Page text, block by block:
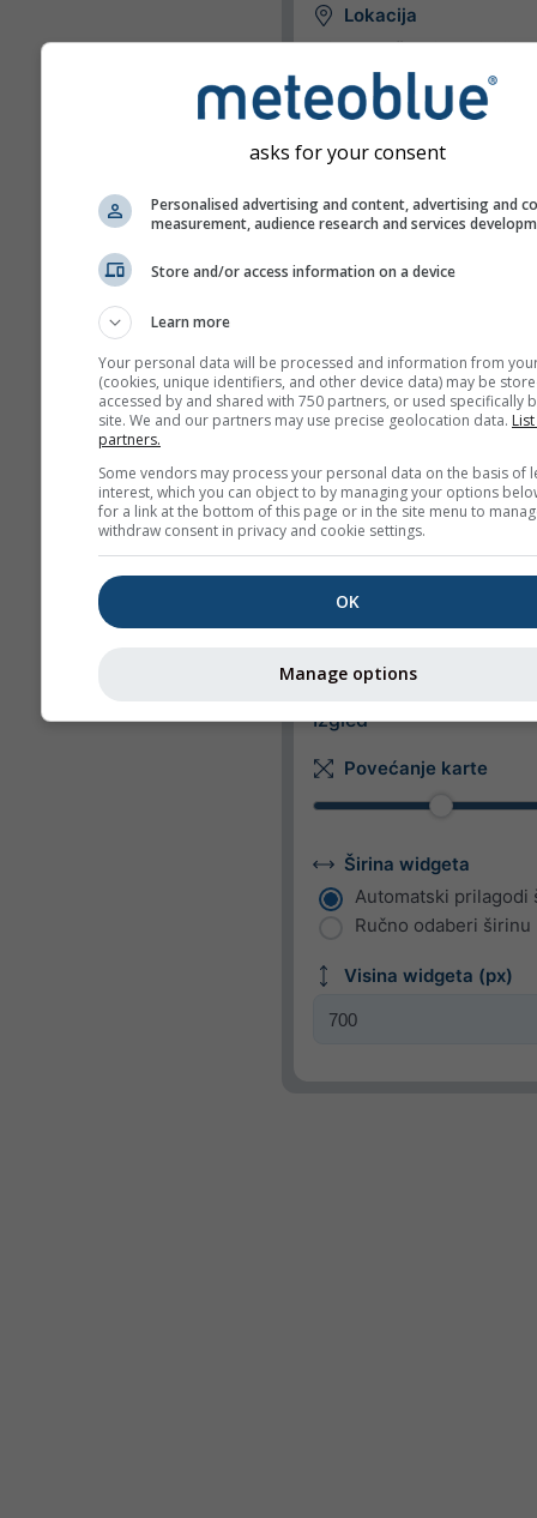
Lokacija
Widget može prikazati
unaprijed definiranu lokaciju
pokušati otkriti lokaciju
Upotrijebi trenutačnu
lokaciju
Otkrij lokaciju
C
F
Metrički
m/s
Izgled
Povećanje karte
Širina widgeta
Automatski prilagodi
Ručno odaberi širinu
Visina widgeta (px)
asks for your consent
Personalised advertising and content, advertising and
measurement, audience research and services
Store and/or access information on a device
Learn more
Your personal data will be processed and information from
(cookies, unique identifiers, and other device data) may be
accessed by and shared with 750 partners, or used specifically
site. We and our partners may use precise geolocation data.
partners.
Some vendors may process your personal data on the basis of
interest, which you can object to by managing your options
for a link at the bottom of this page or in the site menu to
withdraw consent in privacy and cookie settings.
OK
Manage options